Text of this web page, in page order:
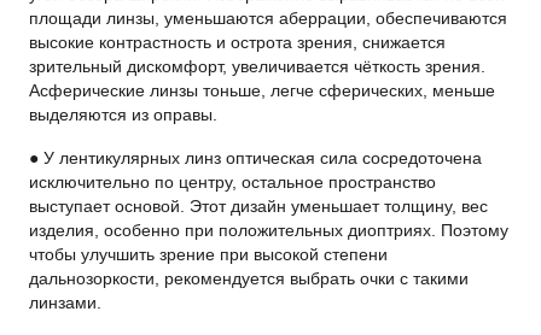
площади линзы, уменьшаются аберрации, обеспечиваются
высокие контрастность и острота зрения, снижается
зрительный дискомфорт, увеличивается чёткость зрения.
Асферические линзы тоньше, легче сферических, меньше
выделяются из оправы.
● У лентикулярных линз оптическая сила сосредоточена
исключительно по центру, остальное пространство
выступает основой. Этот дизайн уменьшает толщину, вес
изделия, особенно при положительных диоптриях. Поэтому
чтобы улучшить зрение при высокой степени
дальнозоркости, рекомендуется выбрать очки с такими
линзами.